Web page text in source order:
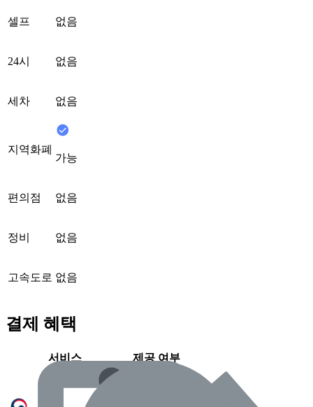
셀프 없음
24시 없음
세차 없음
지역화폐
가능
편의점 없음
정비 없음
고속도로 없음
결제 혜택
서비스 제공 여부